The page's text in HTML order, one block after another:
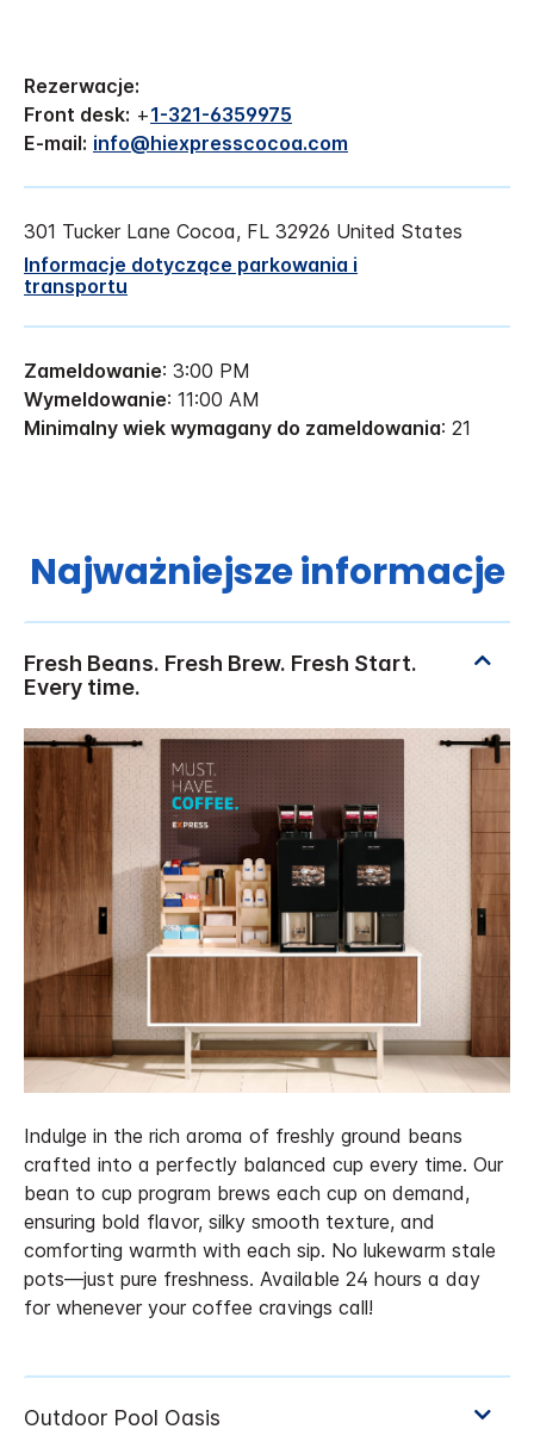
Rezerwacje:
Front desk: +1-321-6359975
E-mail: info@hiexpresscocoa.com
301 Tucker Lane Cocoa, FL 32926 United States
Informacje dotyczące parkowania i
transportu
Zameldowanie: 3:00 PM
Wymeldowanie: 11:00 AM
Minimalny wiek wymagany do zameldowania: 21
Najważniejsze informacje
Indulge in the rich aroma of freshly ground beans
crafted into a perfectly balanced cup every time. Our
bean to cup program brews each cup on demand,
ensuring bold flavor, silky smooth texture, and
comforting warmth with each sip. No lukewarm stale
pots—just pure freshness. Available 24 hours a day
for whenever your coffee cravings call!